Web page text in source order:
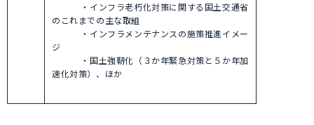
・インフラ老朽化対策に関する国土交通省
のこれまでの主な取組
・インフラメンテナンスの施策推進イメー
ジ
・国土強靭化（３か年緊急対策と５か年加
速化対策）、ほか